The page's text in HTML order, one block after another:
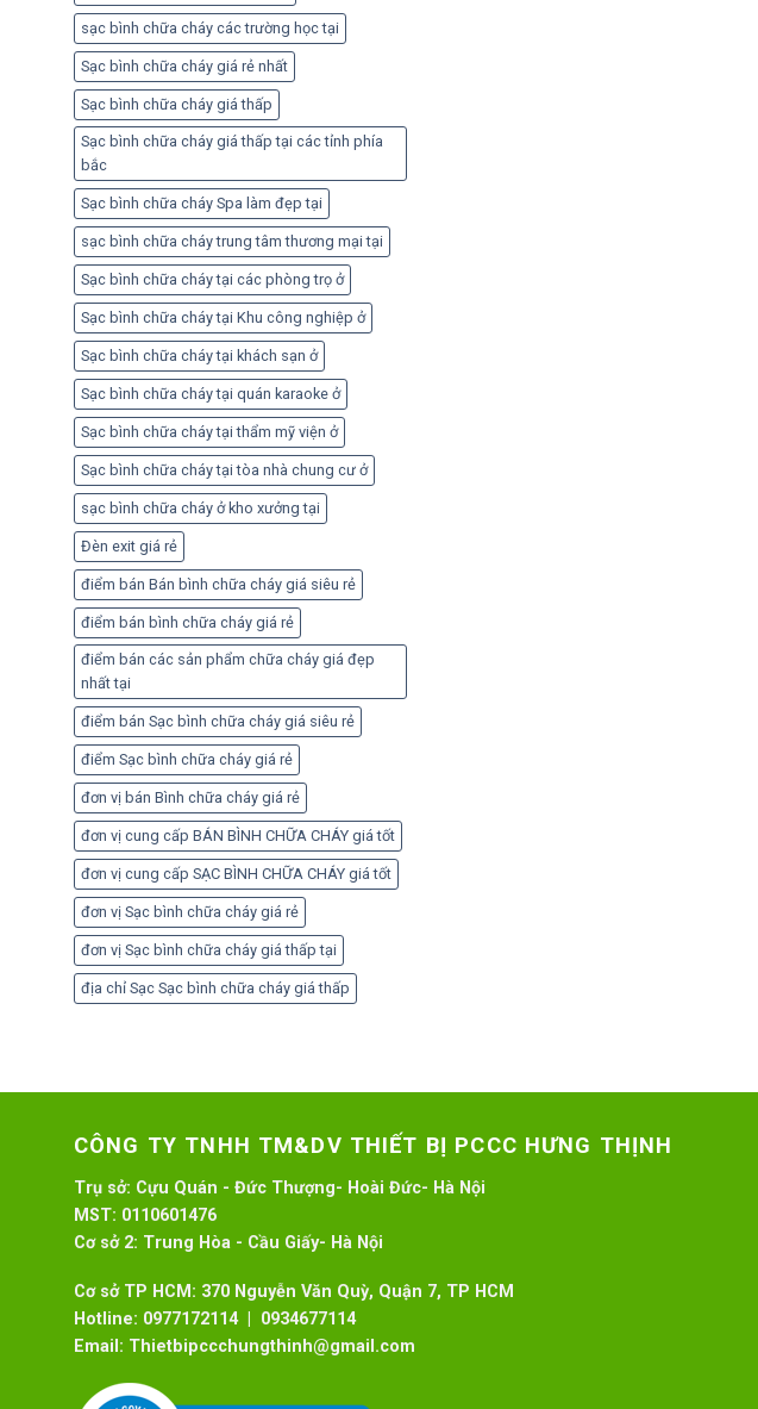
sạc bình chữa cháy các trường học tại
Sạc bình chữa cháy giá rẻ nhất
Sạc bình chữa cháy giá thấp
Sạc bình chữa cháy giá thấp tại các tỉnh phía
bắc
Sạc bình chữa cháy Spa làm đẹp tại
sạc bình chữa cháy trung tâm thương mại tại
Sạc bình chữa cháy tại các phòng trọ ở
Sạc bình chữa cháy tại Khu công nghiệp ở
Sạc bình chữa cháy tại khách sạn ở
Sạc bình chữa cháy tại quán karaoke ở
Sạc bình chữa cháy tại thẩm mỹ viện ở
Sạc bình chữa cháy tại tòa nhà chung cư ở
sạc bình chữa cháy ở kho xưởng tại
Đèn exit giá rẻ
điểm bán Bán bình chữa cháy giá siêu rẻ
điểm bán bình chữa cháy giá rẻ
điểm bán các sản phẩm chữa cháy giá đẹp
nhất tại
điểm bán Sạc bình chữa cháy giá siêu rẻ
điểm Sạc bình chữa cháy giá rẻ
đơn vị bán Bình chữa cháy giá rẻ
đơn vị cung cấp BÁN BÌNH CHỮA CHÁY giá tốt
đơn vị cung cấp SẠC BÌNH CHỮA CHÁY giá tốt
đơn vị Sạc bình chữa cháy giá rẻ
đơn vị Sạc bình chữa cháy giá thấp tại
địa chỉ Sạc Sạc bình chữa cháy giá thấp
CÔNG TY TNHH TM&DV THIẾT BỊ PCCC HƯNG THỊNH
Trụ sở: Cựu Quán - Đức Thượng- Hoài Đức- Hà Nội
MST: 0110601476
Cơ sở 2: Trung Hòa - Cầu Giấy- Hà Nội
Cơ sở TP HCM: 370 Nguyễn Văn Quỳ, Quận 7, TP HCM
Hotline: 0977172114 | 0934677114
Email: Thietbipccchungthinh@gmail.com